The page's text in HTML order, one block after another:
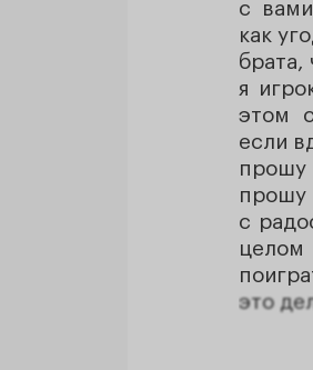
с
как
брата,
я
этом
если
прошу
прошу
с
это